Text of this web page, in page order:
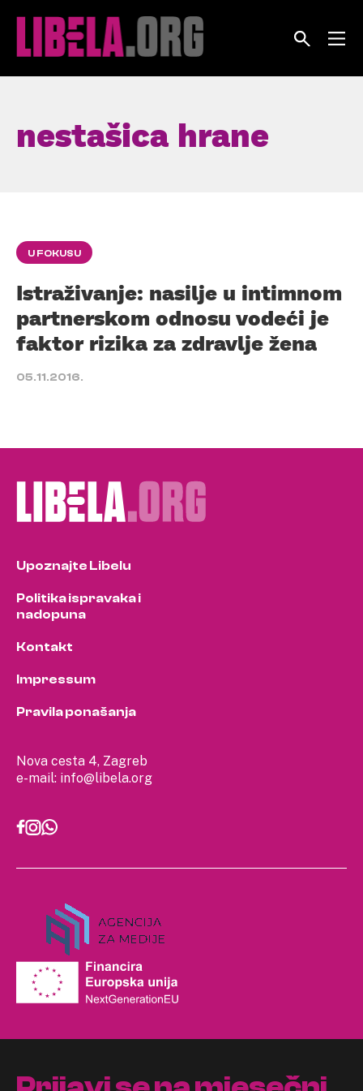
nestašica hrane
U FOKUSU
Istraživanje: nasilje u intimnom
partnerskom odnosu vodeći je
faktor rizika za zdravlje žena
05.11.2016.
Nova cesta 4, Zagreb
e-mail: info@libela.org
Upoznajte Libelu
Politika ispravaka i
nadopuna
Kontakt
Impressum
Pravila ponašanja